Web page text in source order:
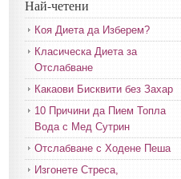
Най-четени
Коя Диета да Изберем?
Класическа Диета за
Отслабване
Какаови Бисквити без Захар
10 Причини да Пием Топла
Вода с Мед Сутрин
Отслабване с Ходене Пеша
Изгонете Стреса,